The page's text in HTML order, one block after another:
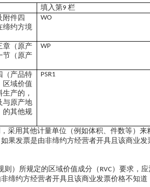
填入第9 栏
附件四
缔约方境
WO
章（原产
节（原产
WP
（产品特
区域价值
产的，
与原产地
的其他规
PSR1
采用其他计量单位（例如体积、件数等）来
果发票是由非缔约方经营者开具且该商业
则）所规定的区域价值成分（ RVC）要求，应
缔约方经营者开具且该商业发票价格不知